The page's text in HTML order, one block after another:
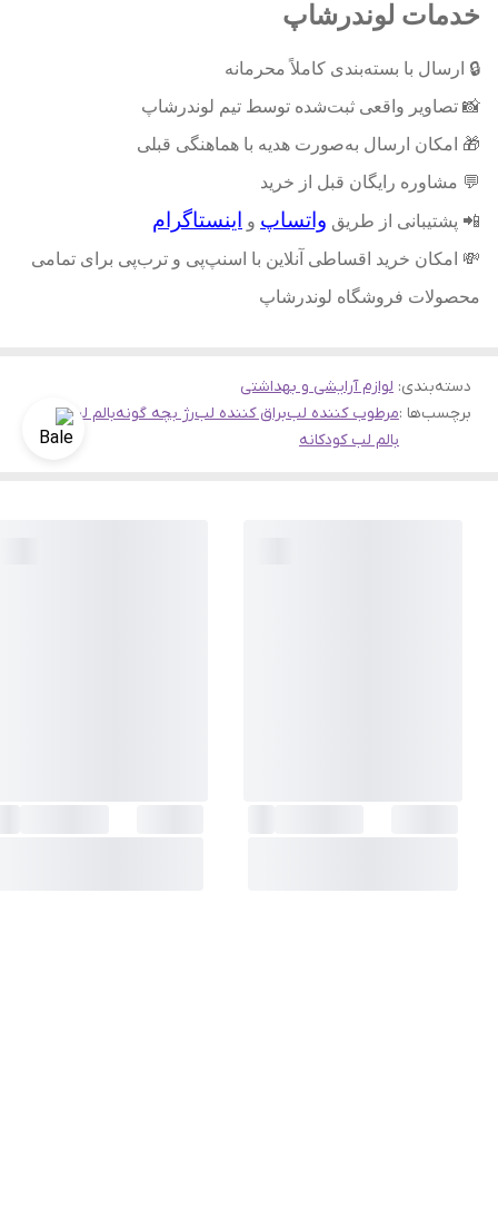
خدمات لوندرشاپ
🔒 ارسال با بسته‌بندی کاملاً محرمانه
📸 تصاویر واقعی ثبت‌شده توسط تیم لوندرشاپ
🎁 امکان ارسال به‌صورت هدیه با هماهنگی قبلی
💬 مشاوره رایگان قبل از خرید
📲 پشتیبانی از طریق واتساپ و اینستاگرام
💸 امکان خرید اقساطی آنلاین با اسنپ‌پی و ترب‌پی برای تمامی
محصولات فروشگاه لوندرشاپ
دسته‌بندی: لوازم آرایشی و بهداشتی
برچسب‌ها :مرطوب کننده لببراق کننده لبرژ بچه گونهبالم لب
بالم لب کودکانه